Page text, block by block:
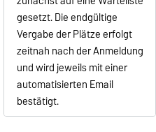
gesetzt. Die endgültige
Vergabe der Plätze erfolgt
zeitnah nach der Anmeldung
und wird jeweils mit einer
automatisierten Email
bestätigt.